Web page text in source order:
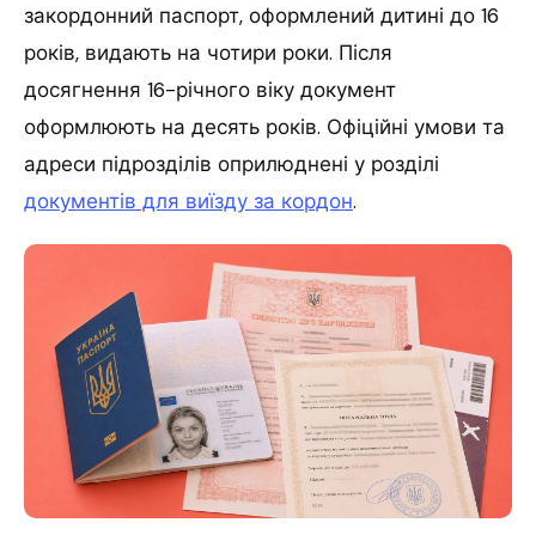
закордонний паспорт, оформлений дитині до 16
років, видають на чотири роки. Після
досягнення 16-річного віку документ
оформлюють на десять років. Офіційні умови та
адреси підрозділів оприлюднені у розділі
документів для виїзду за кордон.